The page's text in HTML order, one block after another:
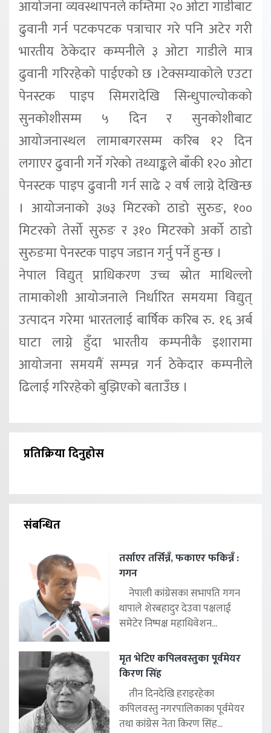
आयोजना व्यवस्थापनले कम्तिमा २० ओटा गाडीबाट
ढुवानी गर्न पटकपटक पत्राचार गरे पनि अटेर गरी
भारतीय ठेकेदार कम्पनीले ३ ओटा गाडीले मात्र
ढुवानी गरिरहेको पाईएको छ ।टेक्सम्याकोले एउटा
पेनस्टक पाइप सिमरादेखि सिन्धुपाल्चोकको
सुनकोशीसम्म ५ दिन र सुनकोशीबाट
आयोजनास्थल लामाबगरसम्म करिब १२ दिन
लगाएर ढुवानी गर्ने गरेको तथ्याङ्कले बाँकी १२० ओटा
पेनस्टक पाइप ढुवानी गर्न साढे २ वर्ष लाग्ने देखिन्छ
। आयोजनाको ३७३ मिटरको ठाडो सुरुङ, १००
मिटरको तेर्सो सुरुङ र ३१० मिटरको अर्को ठाडो
सुरुङमा पेनस्टक पाइप जडान गर्नु पर्ने हुन्छ ।
नेपाल विद्युत् प्राधिकरण उच्च स्रोत माथिल्लो
तामाकोशी आयोजनाले निर्धारित समयमा विद्युत्
उत्पादन गरेमा भारतलाई बार्षिक करिब रु. १६ अर्ब
घाटा लाग्ने हुँदा भारतीय कम्पनीकै इशारामा
आयोजना समयमैं सम्पन्न गर्न ठेकेदार कम्पनीले
ढिलाई गरिरहेको बुझिएको बताउँछ ।
प्रतिक्रिया दिनुहोस
संबन्धित
तर्साएर तर्सिन्नँ, फकाएर फकिन्नँ :
गगन
नेपाली कांग्रेसका सभापति गगन
थापाले शेरबहादुर देउवा पक्षलाई
समेटेर निष्पक्ष महाधिवेशन...
मृत भेटिए कपिलवस्तुका पूर्वमेयर
किरण सिंह
तीन दिनदेखि हराइरहेका
कपिलवस्तु नगरपालिकाका पूर्वमेयर
तथा कांग्रेस नेता किरण सिंह...